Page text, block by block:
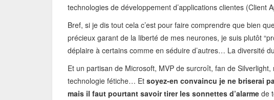
technologies de développement d’applications clientes (Client
Bref, si je dis tout cela c’est pour faire comprendre que bien
précieux garant de la liberté de mes neurones, je suis plutôt
déplaire à certains comme en séduire d’autres… La diversité
Et un partisan de Microsoft, MVP de surcroît, fan de
technologie fétiche… Et soyez-en convaincu je ne briserai
mais il faut pourtant savoir tirer les sonnettes d’alarme de